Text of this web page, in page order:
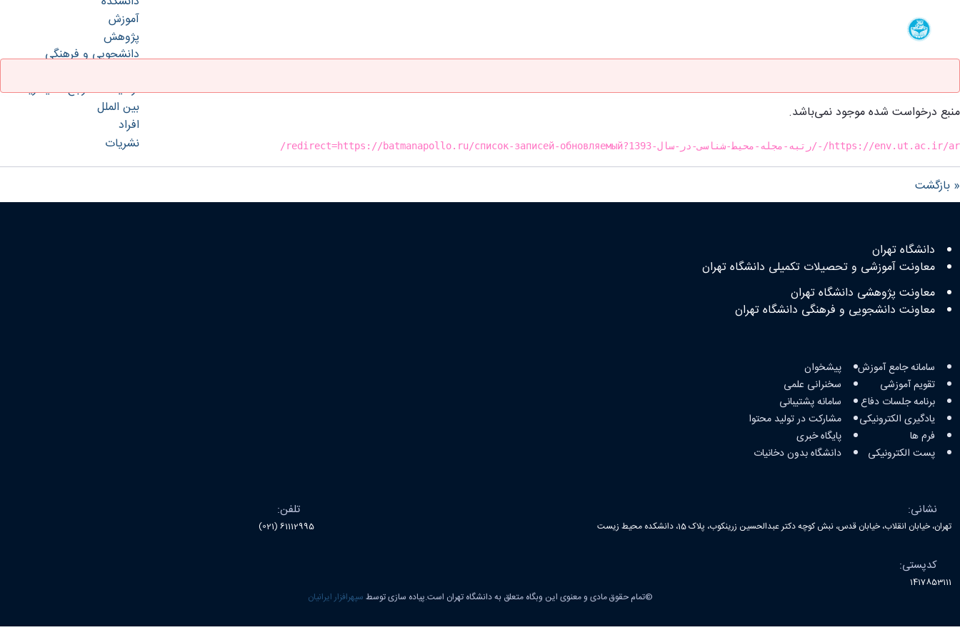
آموزش
پژوهش
دانشجویی و فرهنگی
آزمایشگاه مرجع محيط‌زيست
بین الملل
افراد
نشریات
منبع درخواست شده موجود نمی‌باشد.
https://env.ut.ac.ir/ar/-/رتبه-مجله-محیط-شناسی-در-سال-1393?redirect=https://batmanapollo.ru/список-записей-обновляемый/
« بازگشت
دانشگاه تهران
معاونت آموزشی و تحصیلات تکمیلی دانشگاه تهران
معاونت پژوهشی دانشگاه تهران
معاونت دانشجویی و فرهنگی دانشگاه تهران
سامانه جامع آموزش
تقویم آموزشی
برنامه جلسات دفاع
یادگیری الکترونیکی
فرم ها
پست الکترونیکی
پیشخوان
سخنرانی علمی
سامانه پشتیبانی
مشارکت در تولید محتوا
پایگاه خبری
دانشگاه بدون دخانیات
نشانی:
تهران، خیابان انقلاب، خیابان قدس، نبش کوچه دکتر عبدالحسین زرینکوب، پلاک 15، دانشکده محیط زیست
تلفن:
61112995 (021)
کدپستی:
1417853111
©تمام حقوق مادی و معنوی این وبگاه متعلق به دانشگاه تهران است.پیاده سازی توسط سپهرافزار ایرانیان